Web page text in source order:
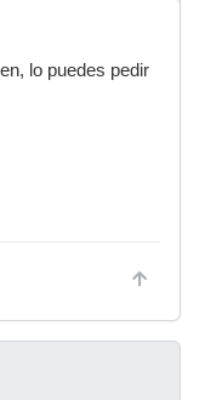
lo puedes pedir